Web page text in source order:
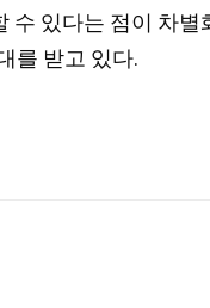
수 있다는 점이 차별
를 받고 있다.